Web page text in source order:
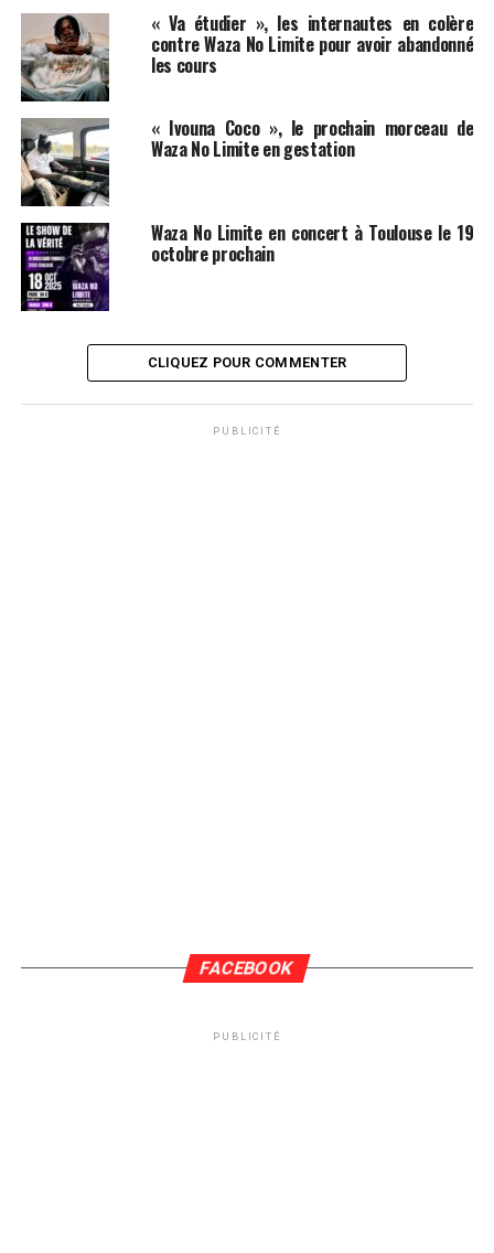
« Va étudier », les internautes en colère
contre Waza No Limite pour avoir abandonné
les cours
« Ivouna Coco », le prochain morceau de
Waza No Limite en gestation
Waza No Limite en concert à Toulouse le 19
octobre prochain
CLIQUEZ POUR COMMENTER
PUBLICITÉ
FACEBOOK
PUBLICITÉ